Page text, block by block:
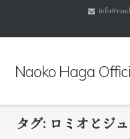
テ
キ
Naoko Haga
タグ: ロミオとジ